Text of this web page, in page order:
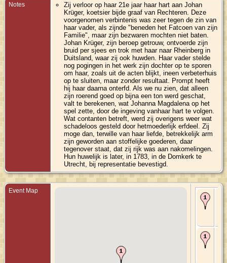
Notes
Zij verloor op haar 21e jaar haar hart aan Johan
Krüger, koetsier bijde graaf van Rechteren. Deze
voorgenomen verbintenis was zeer tegen de zin van
haar vader, als zijnde "beneden het Fatcoen van zijn
Familie", maar zijn bezwaren mochten niet baten.
Johan Krüger, zijn beroep getrouw, ontvoerde zijn
bruid per sjees en trok met haar naar Rheinberg in
Duitsland, waar zij ook huwden. Haar vader stelde
nog pogingen in het werk zijn dochter op te sporen
om haar, zoals uit de acten blijkt, ineen verbeterhuis
op te sluiten, maar zonder resultaat. Prompt heeft
hij haar daarna onterfd. Als we nu zien, dat alleen
zijn roerend goed op bijna een ton werd geschat,
valt te berekenen, wat Johanna Magdalena op het
spel zette, door de ingeving vanhaar hart te volgen.
Wat contanten betreft, werd zij overigens weer wat
schadeloos gesteld door hetmoederlijk erfdeel. Zij
moge dan, terwille van haar liefde, betrekkelijk arm
zijn geworden aan stoffelijke goederen, daar
tegenover staat, dat zij rijk was aan nakomelingen.
Hun huwelijk is later, in 1783, in de Domkerk te
Utrecht, bij representatie bevestigd.
Event Map